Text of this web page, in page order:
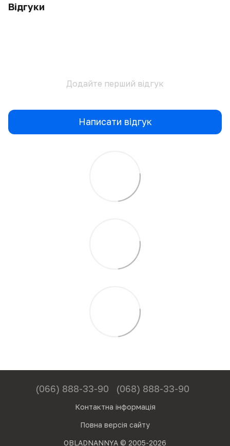
Відгуки
Додайте перший відгук
Написати відгук
(066) 888-33-90 (068) 888-33-90
Контактна інформація
Повна версія сайту
OBLADNANNYA © 2005-2026